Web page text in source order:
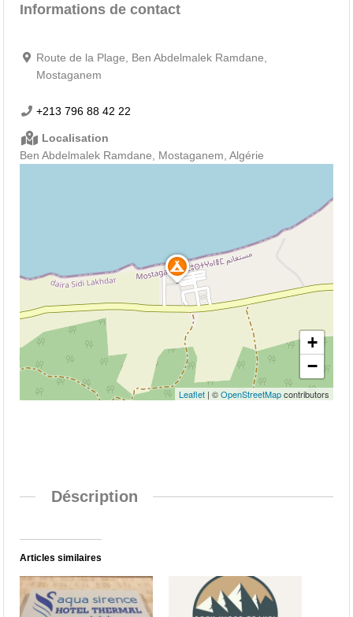
Informations de contact
Route de la Plage, Ben Abdelmalek Ramdane,
Mostaganem
+213 796 88 42 22
Localisation
Ben Abdelmalek Ramdane, Mostaganem, Algérie
+
−
Leaflet| ©OpenStreetMapcontributors
Déscription
Articles similaires